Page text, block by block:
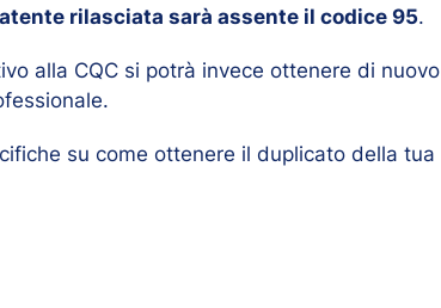
rilasciata sarà assente il codice 95.
alla CQC si potrà invece ottenere di
su come ottenere il duplicato della